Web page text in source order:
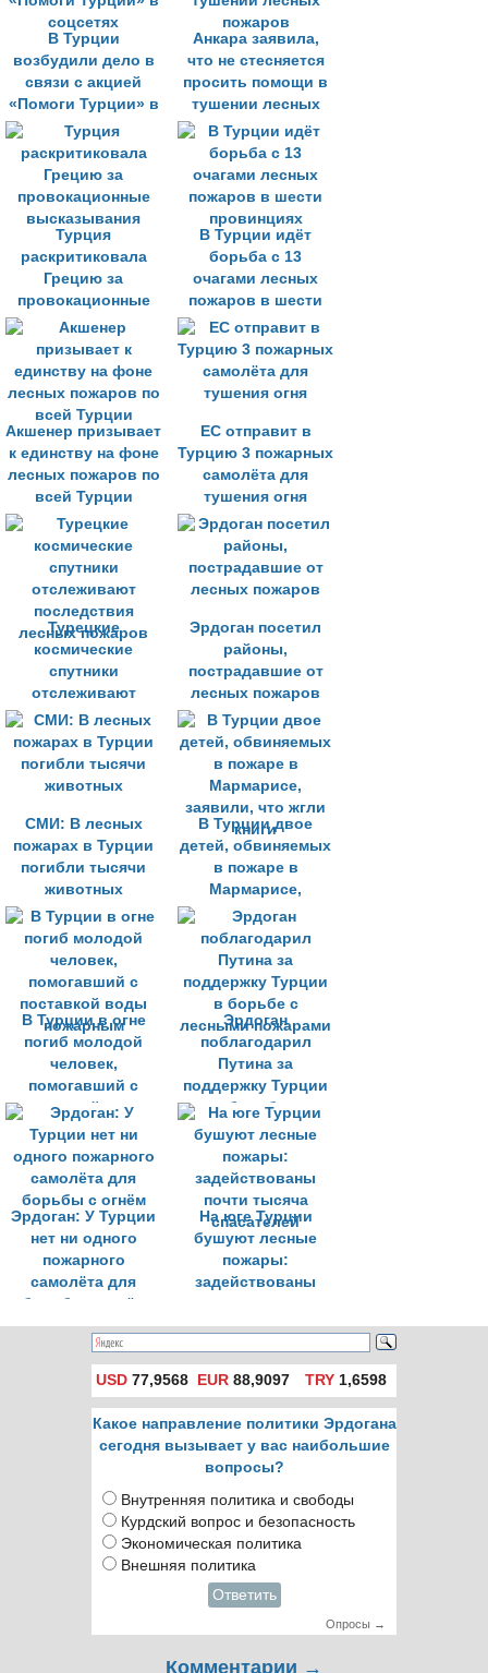
В Турции
возбудили дело в
связи с акцией
«Помоги Турции» в
соцсетях
Анкара заявила,
что не стесняется
просить помощи в
тушении лесных
пожаров
Турция
раскритиковала
Грецию за
провокационные
высказывания
В Турции идёт
борьба с 13
очагами лесных
пожаров в шести
провинциях
Акшенер призывает
к единству на фоне
лесных пожаров по
всей Турции
ЕС отправит в
Турцию 3 пожарных
самолёта для
тушения огня
Турецкие
космические
спутники
отслеживают
последствия
лесных пожаров
Эрдоган посетил
районы,
пострадавшие от
лесных пожаров
СМИ: В лесных
пожарах в Турции
погибли тысячи
животных
В Турции двое
детей, обвиняемых
в пожаре в
Мармарисе,
заявили, что жгли
книги
В Турции в огне
погиб молодой
человек,
помогавший с
поставкой воды
пожарным
Эрдоган
поблагодарил
Путина за
поддержку Турции
в борьбе с
лесными пожарами
Эрдоган: У Турции
нет ни одного
пожарного
самолёта для
борьбы с огнём
На юге Турции
бушуют лесные
пожары:
задействованы
спасателей
USD 77,9568 EUR 88,9097 TRY1,6598
Какое направление политики Эрдогана
сегодня вызывает у вас наибольшие
вопросы?
Внутренняя политика и свободы
Курдский вопрос и безопасность
Экономическая политика
Внешняя политика
Ответить
Опросы →
Комментарии →